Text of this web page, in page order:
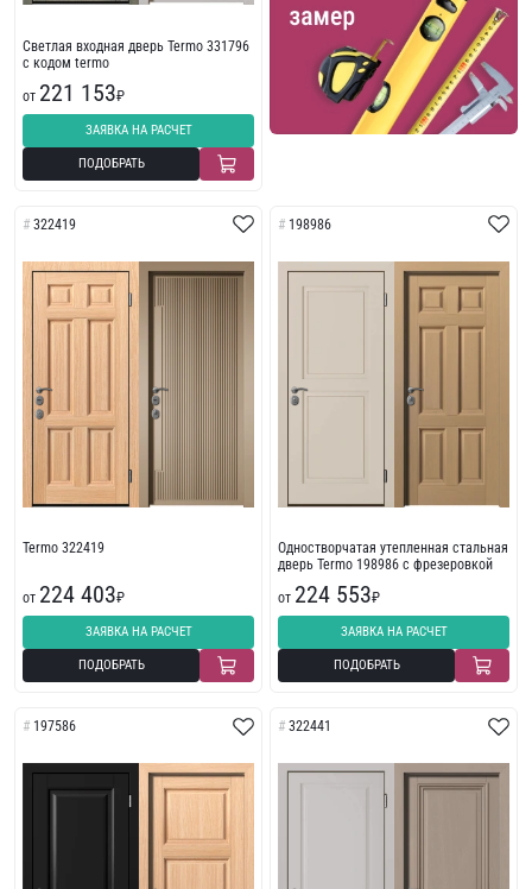
Светлая входная дверь Termo 331796
с кодом termo
от 221 153₽
ЗАЯВКА НА РАСЧЕТ
ПОДОБРАТЬ
322419
Termo 322419
от 224 403₽
ЗАЯВКА НА РАСЧЕТ
ПОДОБРАТЬ
198986
Одностворчатая утепленная стальная
дверь Termo 198986 с фрезеровкой
от 224 553₽
ЗАЯВКА НА РАСЧЕТ
ПОДОБРАТЬ
197586 322441